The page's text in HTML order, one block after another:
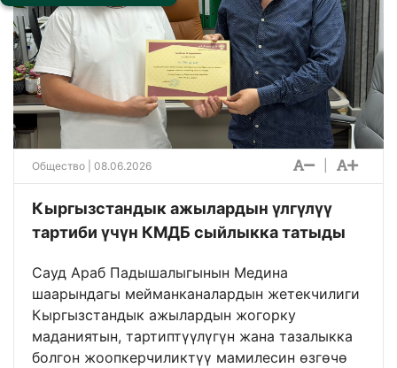
Общество | 08.06.2026
Кыргызстандык ажылардын үлгүлүү
тартиби үчүн КМДБ сыйлыкка татыды
Сауд Араб Падышалыгынын Медина
шаарындагы мейманканалардын жетекчилиги
Кыргызстандык ажылардын жогорку
маданиятын, тартиптүүлүгүн жана тазалыкка
болгон жоопкерчиликтүү мамилесин өзгөчө